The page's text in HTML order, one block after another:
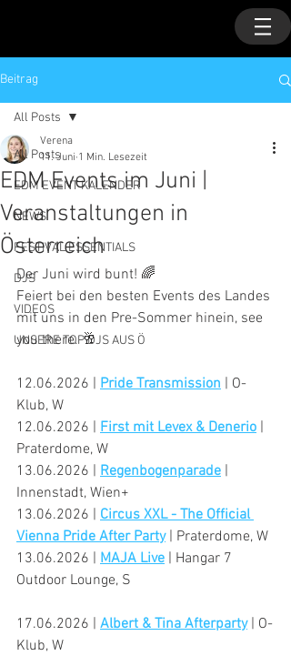
Beitrag
All Posts
EDM EVENT KALENDER
NEWS
FESTIVAL ESSENTIALS
DJS
VIDEOS
UNSERE TOP DJS AUS Ö
All Posts
EDM Events im Juni |
Veranstaltungen in
Österreich
Verena
11. Juni 1 Min. Lesezeit
Der Juni wird bunt! 🌈
Feiert bei den besten Events des Landes
mit uns in den Pre-Sommer hinein, see
you there. 🥂
12.06.2026 | Pride Transmission | O-
Klub, W
12.06.2026 | First mit Levex & Denerio |
Praterdome, W
13.06.2026 | Regenbogenparade |
Innenstadt, Wien+
13.06.2026 | Circus XXL - The Official
Vienna Pride After Party | Praterdome, W
13.06.2026 | MAJA Live | Hangar 7
Outdoor Lounge, S
17.06.2026 | Albert & Tina Afterparty | O-
Klub, W